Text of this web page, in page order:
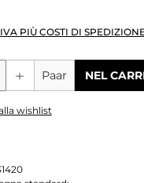
PIÙ COSTI DI
del
Paar NEL
wishlist